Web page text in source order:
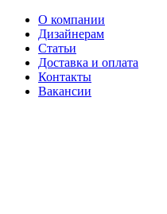
О компании
Дизайнерам
Статьи
Доставка и оплата
Контакты
Вакансии